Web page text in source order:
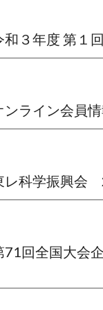
和３年度 第１
ンライン会員
レ科学振興会
71回全国大会